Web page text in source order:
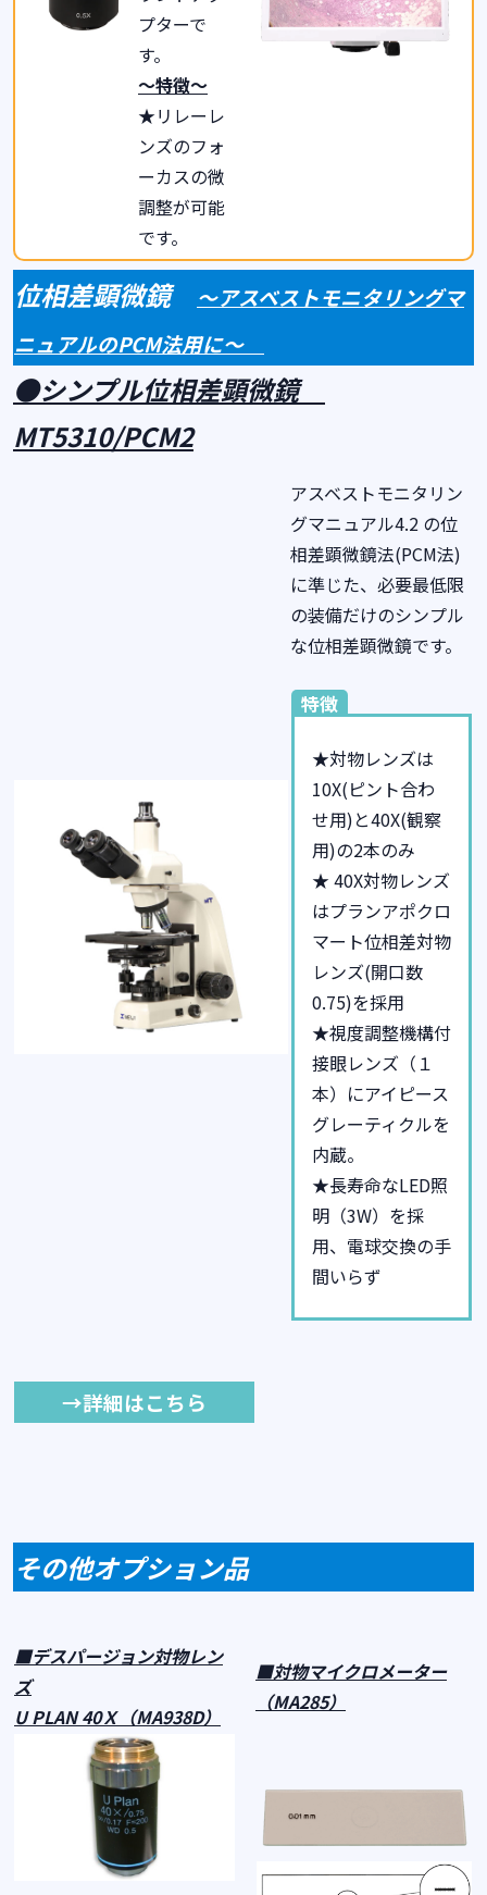
プターで
す。
～特徴～
★リレーレ
ンズのフォ
ーカスの微
調整が可能
です。
位相差顕微鏡
～アスベストモニタリングマ
ニュアルのPCM法用に～
●シンプル位相差顕微鏡
MT5310/PCM2
アスベストモニタリン
グマニュアル4.2 の位
相差顕微鏡法(PCM法)
に準じた、必要最低限
の装備だけのシンプル
な位相差顕微鏡です。
特徴
★対物レンズは
10X(ピント合わ
せ用)と40X(観察
用)の2本のみ
★ 40X対物レンズ
はプランアポクロ
マート位相差対物
レンズ(開口数
0.75)を採用
★視度調整機構付
接眼レンズ（１
本）にアイピース
グレーティクルを
内蔵。
★長寿命なLED照
明（3W）を採
用、電球交換の手
間いらず
→詳細はこちら
その他オプション品
■デスパージョン対物レン
ズ
U PLAN 40Ｘ（MA938D）
■対物マイクロメーター
（MA285）